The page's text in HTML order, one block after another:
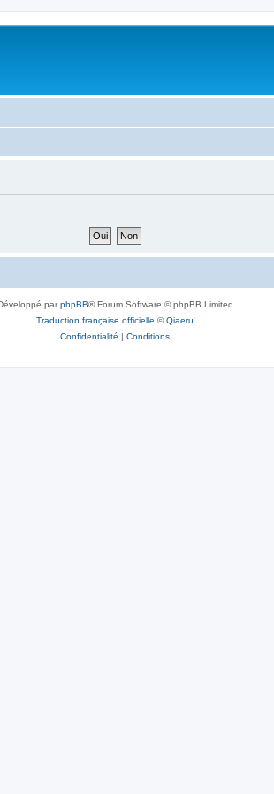
parphpBB® Forum Software © phpBB Limited
Traduction française officielle ©Qiaeru
Confidentialité | Conditions